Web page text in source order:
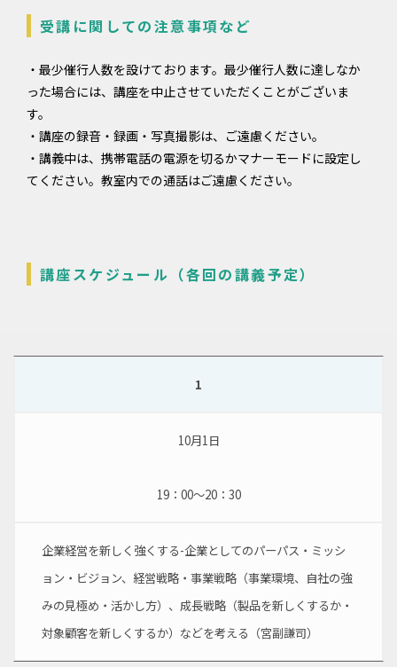
受講に関しての注意事項など
・最少催行人数を設けております。最少催行人数に達しなか
った場合には、講座を中止させていただくことがございま
す。
・講座の録音・録画・写真撮影は、ご遠慮ください。
・講義中は、携帯電話の電源を切るかマナーモードに設定し
てください。教室内での通話はご遠慮ください。
講座スケジュール（各回の講義予定）
1
10月1日
19：00～20：30
企業経営を新しく強くする-企業としてのパーパス・ミッシ
ョン・ビジョン、経営戦略・事業戦略（事業環境、自社の強
みの見極め・活かし方）、成長戦略（製品を新しくするか・
対象顧客を新しくするか）などを考える（宮副謙司）